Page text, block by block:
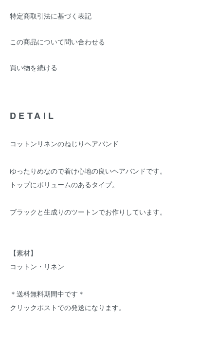
特定商取引法に基づく表記
この商品について問い合わせる
買い物を続ける
DETAIL
コットンリネンのねじりヘアバンド
ゆったりめなので着け心地の良いヘアバンドです。
トップにボリュームのあるタイプ。
ブラックと生成りのツートンでお作りしています。
【素材】
コットン・リネン
＊送料無料期間中です＊
クリックポストでの発送になります。